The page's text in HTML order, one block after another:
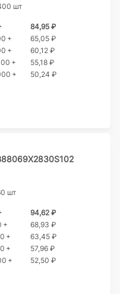
шт
84,95 ₽
+
65,05 ₽
+
60,12 ₽
+
55,18 ₽
+
50,24 ₽
шт
94,62 ₽
+
68,93 ₽
+
63,45 ₽
+
57,96 ₽
+
52,50 ₽